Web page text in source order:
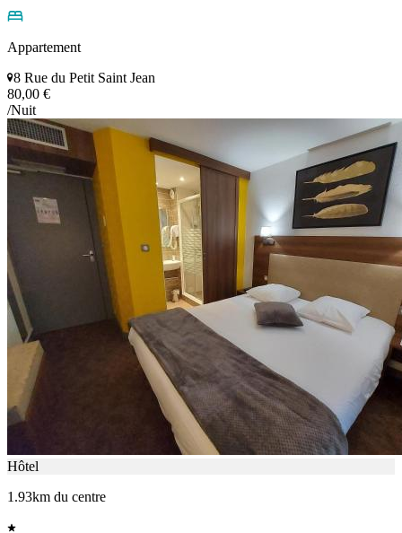
Appartement
8 Rue du Petit Saint Jean
80,00 €
/Nuit
Hôtel
1.93km du centre